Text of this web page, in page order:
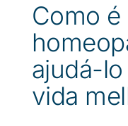
Como
ajudá-
vida